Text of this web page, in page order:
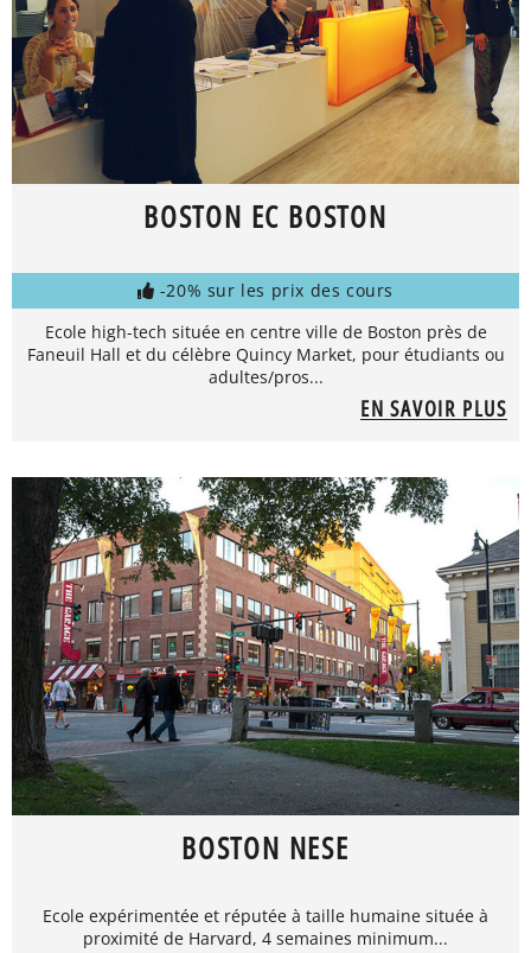
BOSTON EC BOSTON
-20% sur les prix des cours
Ecole high-tech située en centre ville de Boston près de
Faneuil Hall et du célèbre Quincy Market, pour étudiants ou
adultes/pros...
EN SAVOIR PLUS
BOSTON NESE
Ecole expérimentée et réputée à taille humaine située à
proximité de Harvard, 4 semaines minimum...